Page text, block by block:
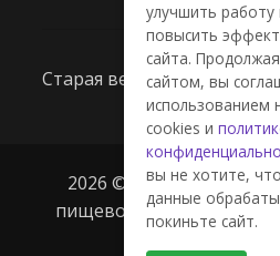
Старая версия сайта
2026 © ГАПОУ ПО
пищевой
улучшить работу
повысить
сайта.
сайтом, вы
использованием
cookies и
вы не хотите,
данные
покиньте сайт.